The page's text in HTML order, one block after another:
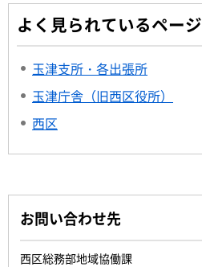
よく見られているページ
玉津支所・各出張所
玉津庁舎（旧西区役所）
西区
お問い合わせ先
西区総務部地域協働課